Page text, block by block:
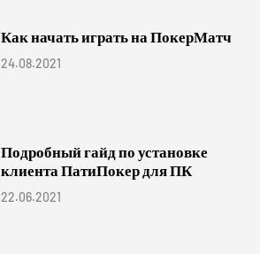
Как начать играть на ПокерМатч
24.08.2021
Подробный гайд по установке
клиента ПатиПокер для ПК
22.06.2021